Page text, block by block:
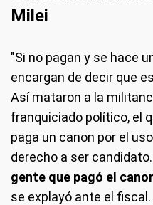
Milei
"Si no pagan y se hace
encargan de decir que
Así mataron a la
franquiciado político, el
paga un canon por el
derecho a ser candidato.
gente que pagó el
se explayó ante el fiscal.